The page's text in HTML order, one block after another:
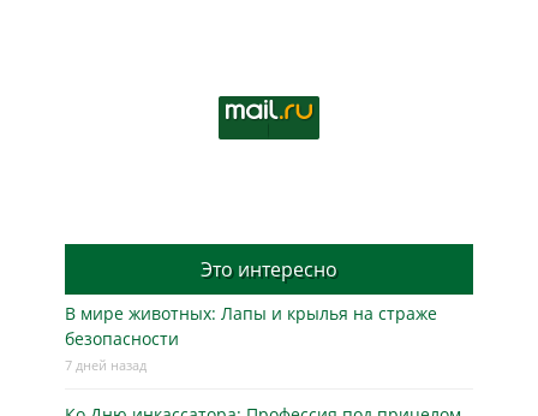
Это интересно
В мире животных: Лапы и крылья на страже
безопасности
7 дней назад